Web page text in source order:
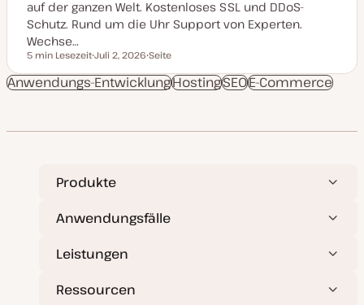
auf der ganzen Welt. Kostenloses SSL und DDoS-
Schutz. Rund um die Uhr Support von Experten.
Wechse…
Lesezeit
5 min Lesezeit
a
t
k
i
e
r
Juli 2, 2026
o
s
p
Seite
Anwendungs-EntwicklungHostingSEOE-Commerce
Produkte
Anwendungsfälle
Leistungen
Ressourcen